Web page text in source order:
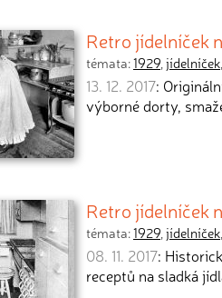
Retro jídelníček
témata:1929,jídelníček,
13. 12. 2017:
výborné dorty,
Retro jídelníček
témata:1929,jídelníček,
08. 11. 2017:
receptů na sladká